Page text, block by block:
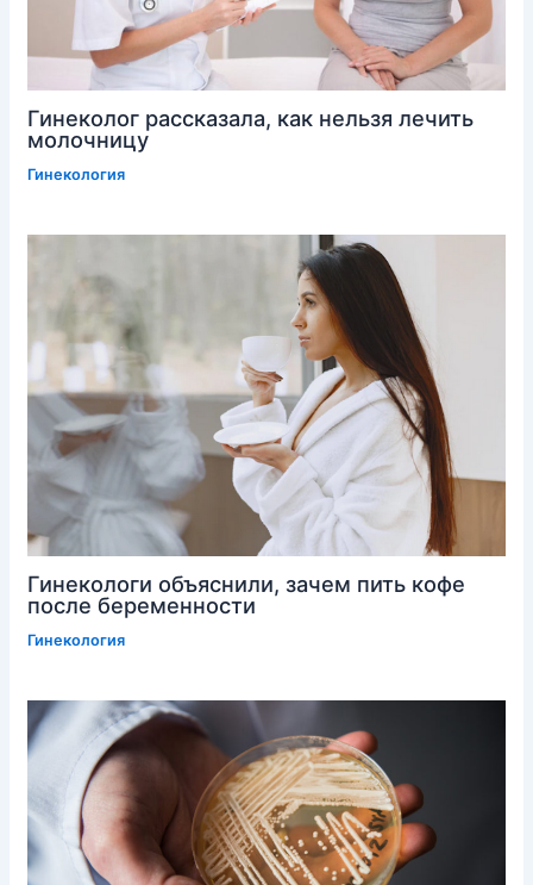
Гинеколог рассказала, как нельзя лечить
молочницу
Гинекология
Гинекологи объяснили, зачем пить кофе
после беременности
Гинекология